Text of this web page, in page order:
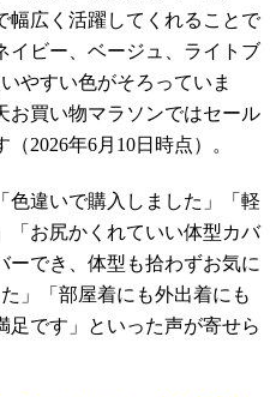
幅広く活躍してくれることで
イビー、ベージュ、ライトブ
やすい色がそろっていま
お買い物マラソンではセール
2026年6月10日時点）。
違いで購入しました」「軽
「お尻かくれていい体型カバ
ーでき、体型も拾わずお気に
」「部屋着にも外出着にも
足です」といった声が寄せら